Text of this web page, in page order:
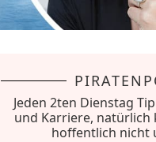
Jeden 2ten Dienstag
und Karriere, natürlich
hoffentlich nicht